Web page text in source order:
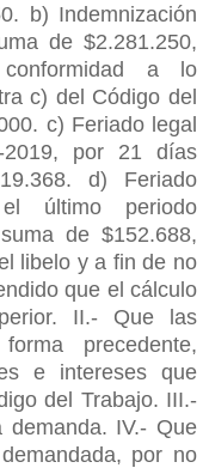
b) Indemnización
de $2.281.250,
a lo
c) del Código del
c) Feriado legal
2019, por 21 días
d) Feriado
último periodo
de $152.688,
libelo y a fin de no
que el cálculo
II.- Que las
precedente,
e intereses que
del Trabajo. III.-
IV.- Que
por no